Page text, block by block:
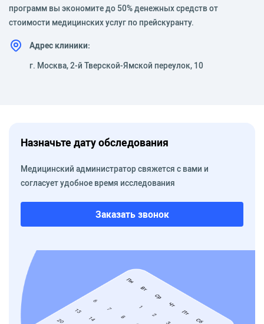
программ вы экономите до 50% денежных средств от
стоимости медицинских услуг по прейскуранту.
Адрес клиники:
г. Москва, 2-й Тверской-Ямской переулок, 10
Назначьте дату обследования
Медицинский администратор свяжется с вами и
согласует удобное время исследования
Заказать звонок